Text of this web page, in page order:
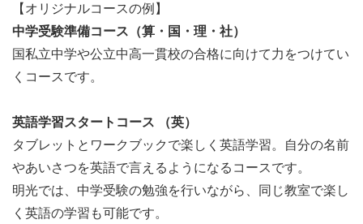
【オリジナルコースの例】
中学受験準備コース（算・国・理・社）
国私立中学や公立中高一貫校の合格に向けて力をつけてい
くコースです。
英語学習スタートコース （英）
タブレットとワークブックで楽しく英語学習。自分の名前
やあいさつを英語で言えるようになるコースです。
明光では、中学受験の勉強を行いながら、同じ教室で楽し
く英語の学習も可能です。